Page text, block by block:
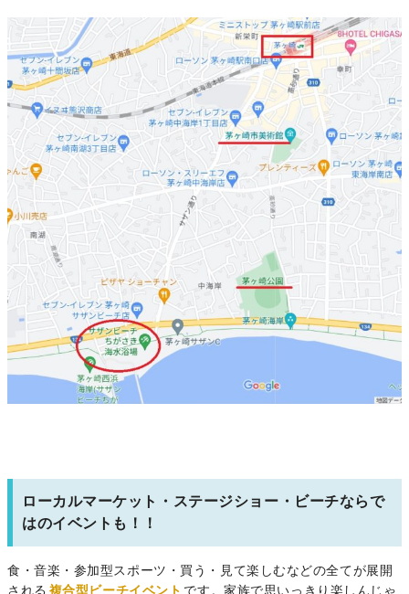
ローカルマーケット・ステージショー・ビーチならで
はのイベントも！！
食・音楽・参加型スポーツ・買う・見て楽しむなどの全てが展開
される 複合型ビーチイベント です。家族で思いっきり楽しんじゃ